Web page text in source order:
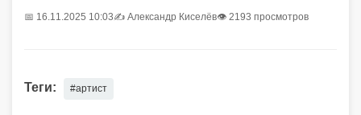
📅 16.11.2025 10:03✍️ Александр Киселёв👁 2193 просмотров
Теги: #артист